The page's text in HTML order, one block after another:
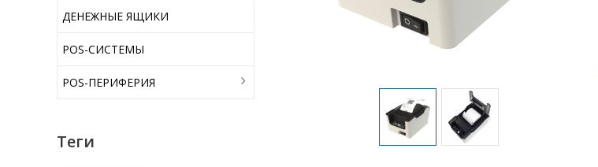
ДЕНЕЖНЫЕ ЯЩИКИ
POS-СИСТЕМЫ
POS-ПЕРИФЕРИЯ
Теги